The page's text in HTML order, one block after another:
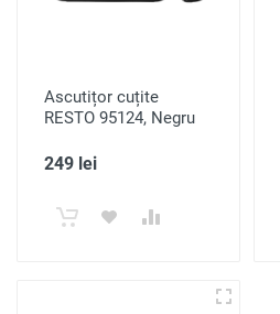
Ascutițor cuțite
RESTO 95124, Negru
249 lei